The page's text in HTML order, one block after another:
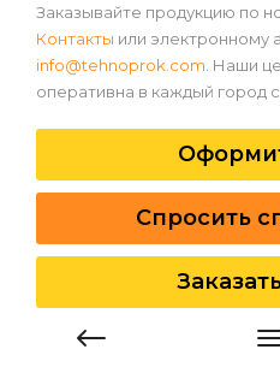
Заказывайте продукцию по
Контакты или электронному
info@tehnoprok.com . Наши
оперативна в каждый город
Спросить